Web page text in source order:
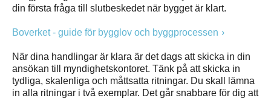
din första fråga till slutbeskedet när bygget är klart.
Boverket - guide för bygglov och byggprocessen
När dina handlingar är klara är det dags att skicka in din
ansökan till myndighetskontoret. Tänk på att skicka in
tydliga, skalenliga och måttsatta ritningar. Du skall lämna
in alla ritningar i två exemplar. Det går snabbare för dig att